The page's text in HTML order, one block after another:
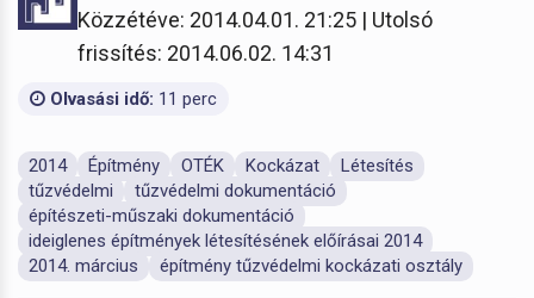
Közzétéve: 2014.04.01. 21:25 | Utolsó
frissítés: 2014.06.02. 14:31
Olvasási idő: 11 perc
2014 Építmény OTÉK Kockázat
Létesítés
tűzvédelmi
tűzvédelmi dokumentáció
építészeti-műszaki dokumentáció
ideiglenes építmények létesítésének előírásai 2014
2014. március
építmény tűzvédelmi kockázati osztály